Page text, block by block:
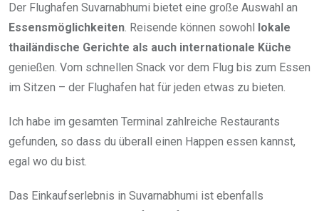
Der Flughafen Suvarnabhumi bietet eine große Auswahl an
Essensmöglichkeiten. Reisende können sowohl lokale
thailändische Gerichte als auch internationale Küche
genießen. Vom schnellen Snack vor dem Flug bis zum Essen
im Sitzen – der Flughafen hat für jeden etwas zu bieten.
Ich habe im gesamten Terminal zahlreiche Restaurants
gefunden, so dass du überall einen Happen essen kannst,
egal wo du bist.
Das Einkaufserlebnis in Suvarnabhumi ist ebenfalls